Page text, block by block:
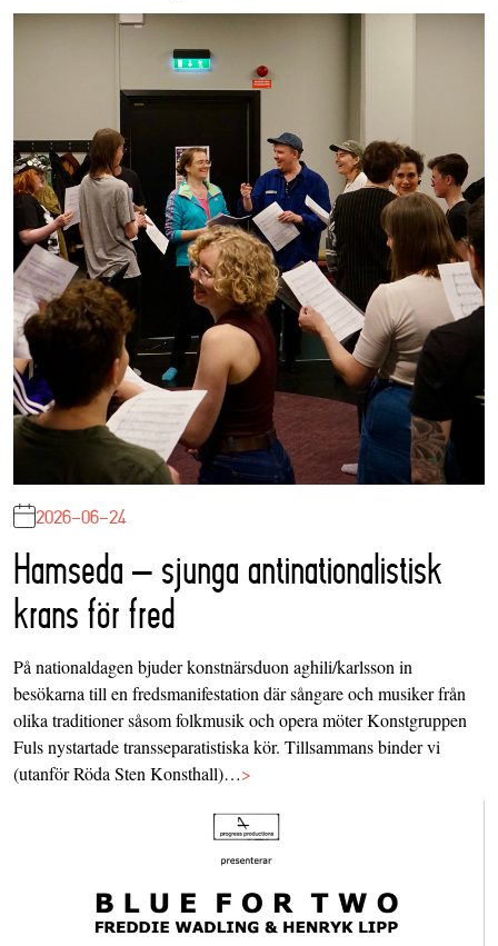
2026-06-24
Hamseda – sjunga antinationalistisk
krans för fred
På nationaldagen bjuder konstnärsduon aghili/karlsson in
besökarna till en fredsmanifestation där sångare och musiker från
olika traditioner såsom folkmusik och opera möter Konstgruppen
Fuls nystartade transseparatistiska kör. Tillsammans binder vi
(utanför Röda Sten Konsthall)…>